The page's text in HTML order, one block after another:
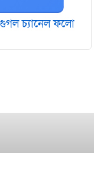
চ‌্যানেল ফলো